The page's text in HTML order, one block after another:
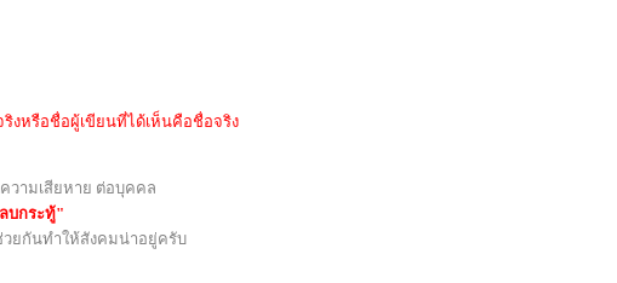
ริงหรือชื่อผู้เขียนที่ได้เห็นคือชื่อจริง
วามเสียหาย ต่อบุคคล
บกระทู้"
ยกันทำให้สังคมน่าอยู่ครับ